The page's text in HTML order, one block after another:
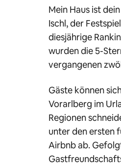
Mein Haus ist
Ischl, der
diesjährige
wurden die 5-
vergangenen
Gäste können
Vorarlberg im
Regionen
unter den ersten
Airbnb ab.